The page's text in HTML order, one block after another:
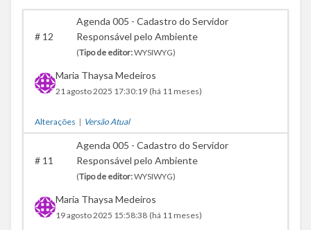
#12
Agenda 005 - Cadastro do Servidor
Responsável pelo Ambiente
(Tipo de editor:WYSIWYG)
Maria Thaysa Medeiros
21 agosto 2025 17:30:19 (há 11 meses)
Alterações | Versão Atual
#11
Agenda 005 - Cadastro do Servidor
Responsável pelo Ambiente
(Tipo de editor:WYSIWYG)
Maria Thaysa Medeiros
19 agosto 2025 15:58:38 (há 11 meses)